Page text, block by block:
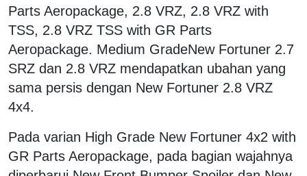
Parts Aeropackage, 2.8 VRZ, 2.8 VRZ with
TSS, 2.8 VRZ TSS with GR Parts
Aeropackage. Medium GradeNew Fortuner 2.7
SRZ dan 2.8 VRZ mendapatkan ubahan yang
sama persis dengan New Fortuner 2.8 VRZ
4x4.
Pada varian High Grade New Fortuner 4x2 with
GR Parts Aeropackage, pada bagian wajahnya